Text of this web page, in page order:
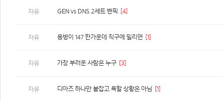
자유 GEN vs DNS 2세트 밴픽 [4]
자유 용병이 147 한가운데 직구에 밀리면 [1]
자유 가장 부러운 사람은 누구 [3]
자유 디아즈 하나만 붙잡고 욕할 상황은 아님 [1]